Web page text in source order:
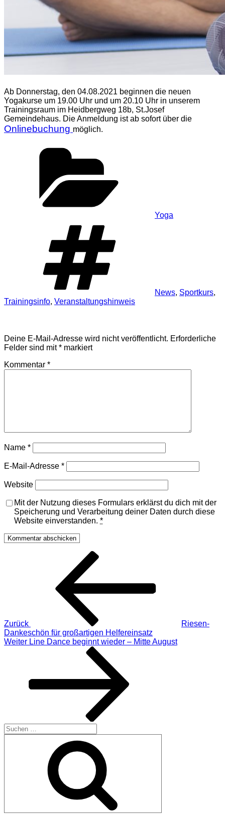
Ab Donnerstag, den 04.08.2021 beginnen die neuen
Yogakurse um 19.00 Uhr und um 20.10 Uhr in unserem
Trainingsraum im Heidbergweg 18b, St.Josef
Gemeindehaus. Die Anmeldung ist ab sofort über die
Onlinebuchung möglich.
Yoga
News, Sportkurs,
Trainingsinfo, Veranstaltungshinweis
Deine E-Mail-Adresse wird nicht veröffentlicht. Erforderliche
Felder sind mit* markiert
Kommentar *
Name *
E-Mail-Adresse *
Website
Mit der Nutzung dieses Formulars erklärst du dich mit der
Speicherung und Verarbeitung deiner Daten durch diese
Website einverstanden. *
Beitragsnavigation
Zurück
Riesen-
Dankeschön für großartigen Helfereinsatz
Nächster
Weiter Line Dance beginnt wieder – Mitte August
Suchen
nach: